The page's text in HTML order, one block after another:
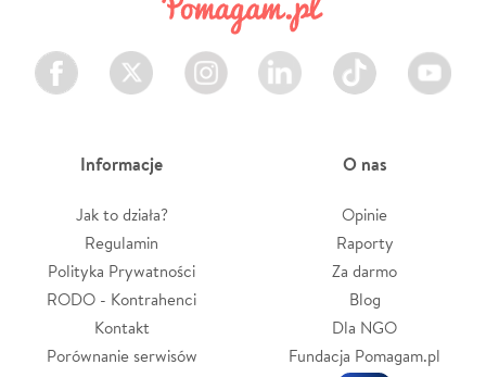
Facebook Twitter Instagram LinkedIn TikTok Youtube
Informacje
Jak to działa?
Regulamin
Polityka Prywatności
RODO - Kontrahenci
Kontakt
Porównanie serwisów
O nas
Opinie
Raporty
Za darmo
Blog
Dla NGO
Fundacja Pomagam.pl